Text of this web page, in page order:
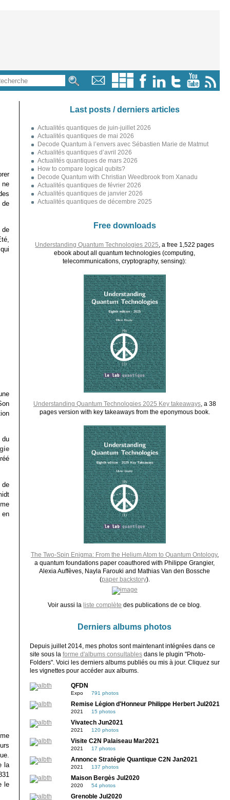
ne
de
de
du
de
en
la
le
Last posts / derniers articles
Actualités quantiques de juin-juillet 2026
Actualités quantiques de mai 2026
Decode Quantum à l’envers avec Sébastien Marie de Matmut
Actualités quantiques d’avril 2026
Actualités quantiques de mars 2026
How to compare logical qubits?
Decode Quantum with Christian Weedbrook from Xanadu
Actualités quantiques de février 2026
Actualités quantiques de janvier 2026
Actualités quantiques de décembre 2025
Free downloads
Understanding Quantum Technologies 2025 , a free 1,522 pages
ebook about all quantum technologies (computing,
telecommunications, cryptography, sensing):
Understanding Quantum Technologies 2025 Key takeaways, a 38
pages version with key takeaways from the eponymous book.
The Two-Spin Enigma: From the Helium Atom to Quantum Ontology,
a quantum foundations paper coauthored with Philippe Grangier,
Alexia Auffèves, Nayla Farouki and Mathias Van den Bossche
(paper backstory).
Voir aussi la liste complète des publications de ce blog.
Derniers albums photos
Depuis juillet 2014, mes photos sont maintenant intégrées dans ce
site sous la forme d'albums consultablesdans le plugin "Photo-
Folders". Voici les derniers albums publiés ou mis à jour. Cliquez sur
les vignettes pour accéder aux albums.
QFDN
Expo 791 photos
Remise Légion d'Honneur Philippe Herbert Jul2021
2021 15 photos
Vivatech Jun2021
2021 120 photos
Visite C2N Palaiseau Mar2021
2021 17 photos
Annonce Stratégie Quantique C2N Jan2021
2021 137 photos
Maison Bergès Jul2020
2020 54 photos
Grenoble Jul2020